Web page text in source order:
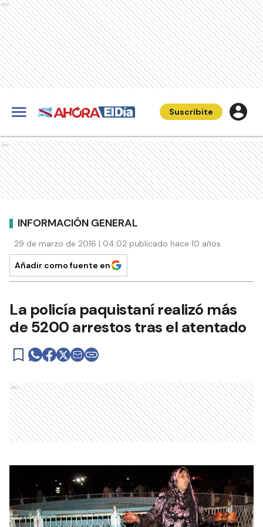
Ads
Suscribite
Ads
INFORMACIÓN GENERAL
29 de marzo de 2016 | 04:02 publicado hace 10 años
Añadir como fuente en
La policía paquistaní realizó más
de 5200 arrestos tras el atentado
Ads